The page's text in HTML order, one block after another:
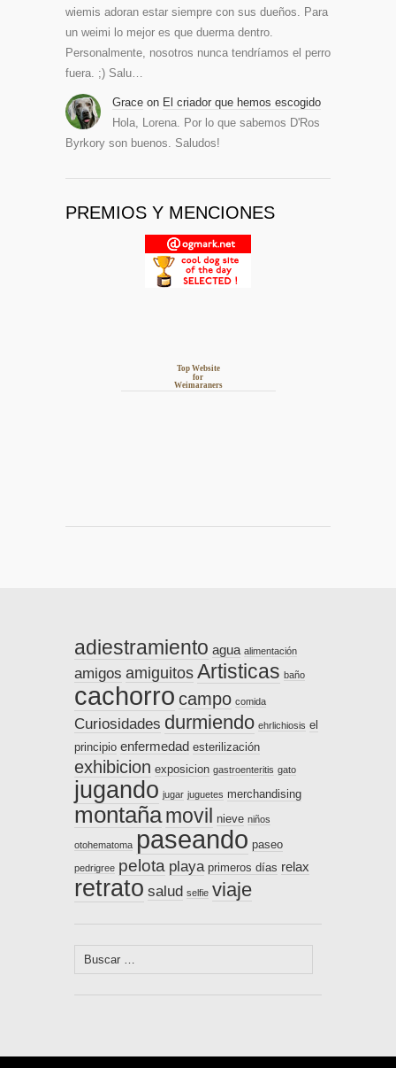
wiemis adoran estar siempre con sus dueños. Para
un weimi lo mejor es que duerma dentro.
Personalmente, nosotros nunca tendríamos el perro
fuera. ;) Salu…
Grace on El criador que hemos escogido
Hola, Lorena. Por lo que sabemos D'Ros
Byrkory son buenos. Saludos!
PREMIOS Y MENCIONES
Top Website
for
Weimaraners
adiestramiento agua alimentación
amigos amiguitos Artisticas baño
cachorro campo comida
Curiosidades durmiendo ehrlichiosis el
principio enfermedad esterilización
exhibicion exposicion gastroenteritis gato
jugando jugar juguetes merchandising
montaña movil nieve niños
otohematoma paseando paseo
pedrigree pelota playa primeros días relax
retrato salud selfie viaje
Buscar: